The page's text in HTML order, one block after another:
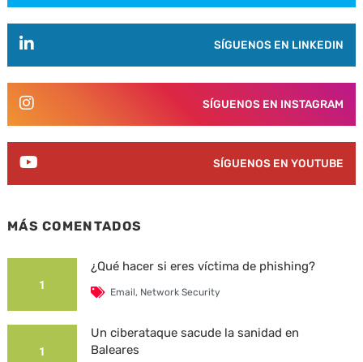
SÍGUENOS EN LINKEDIN
SÍGUENOS EN INSTAGRAM
SÍGUENOS EN YOUTUBE
MÁS COMENTADOS
1
¿Qué hacer si eres víctima de phishing?
Email, Network Security
1
Un ciberataque sacude la sanidad en
Baleares